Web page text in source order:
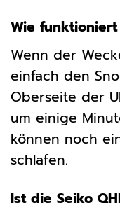
Wie
Wenn der
einfach den
Oberseite der
um einige
können noch
schlafen.
Ist die Seiko